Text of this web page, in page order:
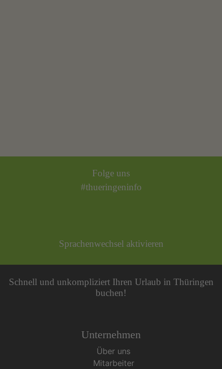
Folge uns
#thueringeninfo
Sprachenwechsel aktivieren
Schnell und unkompliziert Ihren Urlaub in Thüringen
buchen!
Unternehmen
Über uns
Mitarbeiter